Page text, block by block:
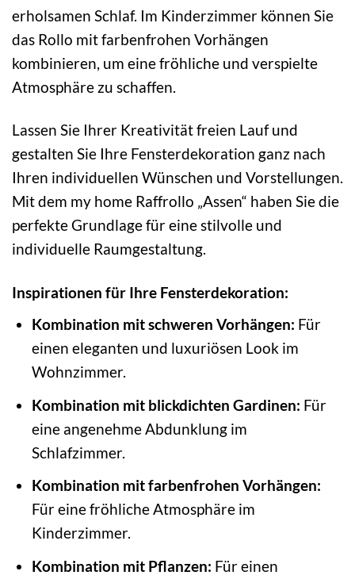
erholsamen Schlaf. Im Kinderzimmer können Sie
das Rollo mit farbenfrohen Vorhängen
kombinieren, um eine fröhliche und verspielte
Atmosphäre zu schaffen.
Lassen Sie Ihrer Kreativität freien Lauf und
gestalten Sie Ihre Fensterdekoration ganz nach
Ihren individuellen Wünschen und Vorstellungen.
Mit dem my home Raffrollo „Assen“ haben Sie die
perfekte Grundlage für eine stilvolle und
individuelle Raumgestaltung.
Inspirationen für Ihre Fensterdekoration:
Kombination mit schweren Vorhängen: Für
einen eleganten und luxuriösen Look im
Wohnzimmer.
Kombination mit blickdichten Gardinen: Für
eine angenehme Abdunklung im
Schlafzimmer.
Kombination mit farbenfrohen Vorhängen:
Für eine fröhliche Atmosphäre im
Kinderzimmer.
Kombination mit Pflanzen: Für einen